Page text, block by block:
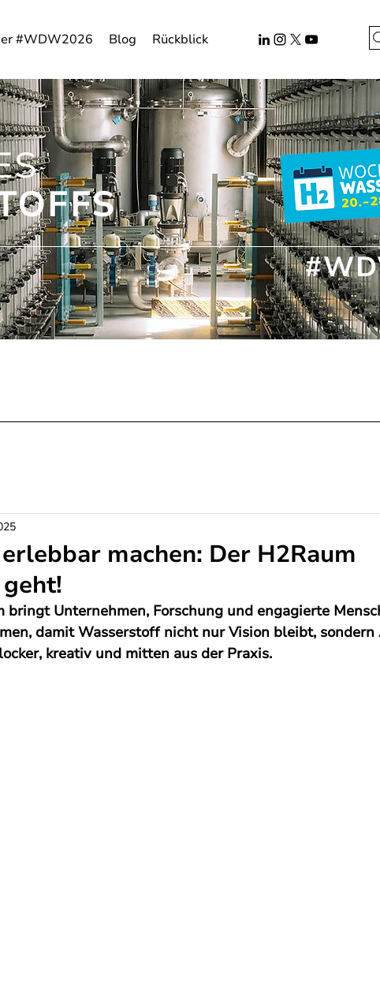
#WDW2026 Blog Rückblick
machen: Der H2Raum
bringt Unternehmen, Forschung und engagierte
damit Wasserstoff nicht nur Vision bleibt,
kreativ und mitten aus der Praxis.